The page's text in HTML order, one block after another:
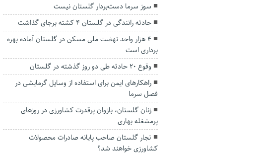
سوز سرما دست‌بردار گلستان نیست
حادثه رانندگی در گلستان ۴ کشته برجای گذاشت
۴ هزار واحد نهضت ملی مسکن در گلستان آماده بهره
برداری است
وقوع ۲۰ حادثه طی دو روز گذشته در گلستان
راهکارهای ایمن برای استفاده از وسایل گرمایشی در
فصل سرما
زنان گلستان، بازوان پرقدرت کشاورزی در روزهای
پرمشغله بهاری
تجار گلستان صاحب پایانه صادرات محصولات
کشاورزی خواهند شد؟